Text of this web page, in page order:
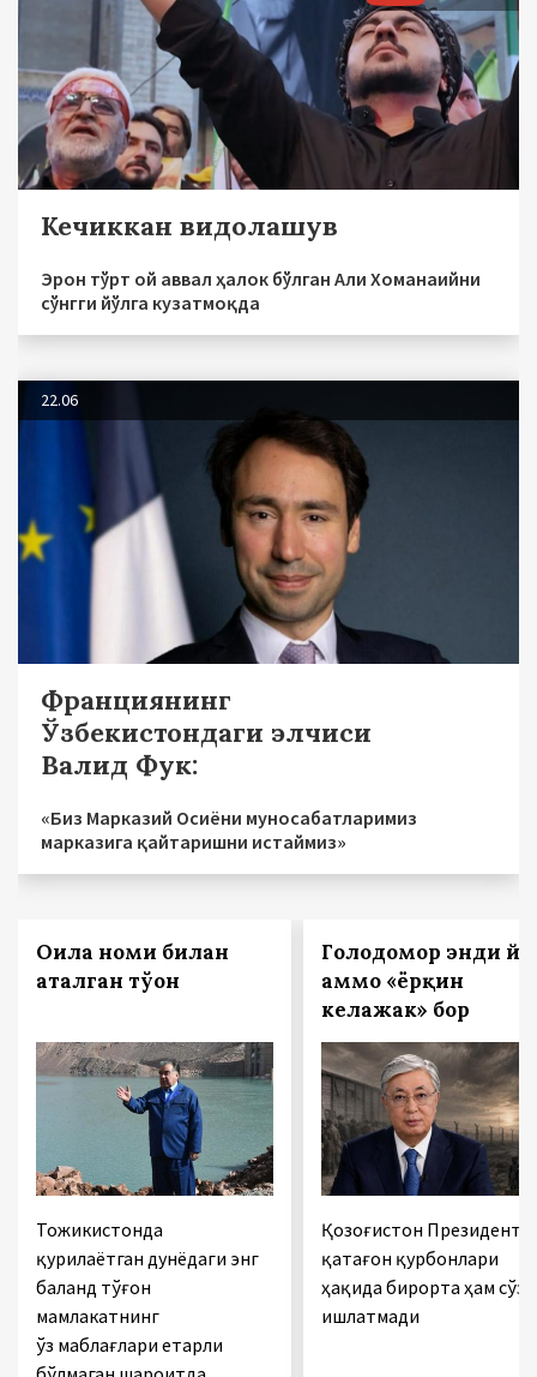
Кечиккан видолашув
Эрон тўрт ой аввал ҳалок бўлган Али Хоманаийни
сўнгги йўлга кузатмоқда
22.06
Франциянинг
Ўзбекистондаги элчиси
Валид Фук:
«Биз Марказий Осиёни муносабатларимиз
марказига қайтаришни истаймиз»
Оила номи билан
аталган тўғон
Тожикистонда
қурилаётган дунёдаги энг
баланд тўғон
мамлакатнинг
ўз маблағлари етарли
Голодомор энди
аммо «ёрқин
келажак» бор
Қозоғистон Президенти
қатағон қурбонлари
ҳақида бирорта ҳам сўз
ишлатмади